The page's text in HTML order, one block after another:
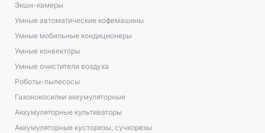
Экшн-камеры
Умные автоматические кофемашины
Умные мобильные кондиционеры
Умные конвекторы
Умные очистители воздуха
Роботы-пылесосы
Газонокосилки аккумуляторные
Аккумуляторные культиваторы
Аккумуляторные кусторезы, сучкорезы